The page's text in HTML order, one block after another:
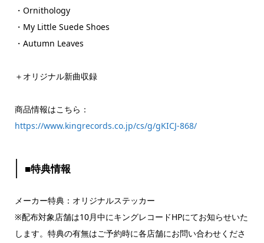
・Ornithology
・My Little Suede Shoes
・Autumn Leaves
＋オリジナル新曲収録
商品情報はこちら：
https://www.kingrecords.co.jp/cs/g/gKICJ-868/
■特典情報
メーカー特典：オリジナルステッカー
※配布対象店舗は10月中にキングレコードHPにてお知らせいた
します。特典の有無はご予約時に各店舗にお問い合わせくださ